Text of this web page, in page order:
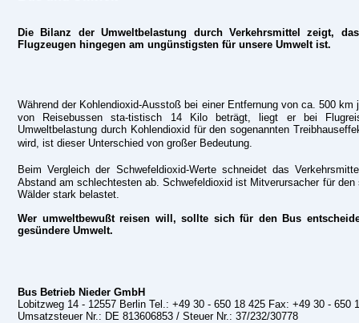
Die Bilanz der Umweltbelastung durch Verkehrsmittel zeigt,
Flugzeugen hingegen am ungünstigsten für unsere Umwelt ist.
Während der Kohlendioxid-Ausstoß bei einer Entfernung von ca. 500 km
von Reisebussen sta-tistisch 14 Kilo beträgt, liegt er bei
Umweltbelastung durch Kohlendioxid für den sogenannten
wird, ist dieser Unterschied von großer Bedeutung.
Beim Vergleich der Schwefeldioxid-Werte schneidet das
Abstand am schlechtesten ab. Schwefeldioxid ist Mitverursacher für den
Wälder stark belastet.
Wer umweltbewußt reisen will, sollte sich für den Bus
gesündere Umwelt.
Bus Betrieb Nieder GmbH
Lobitzweg 14 - 12557 Berlin Tel.: +49 30 - 650 18 425 Fax: +49 30 - 650
Umsatzsteuer Nr.: DE 813606853 / Steuer Nr.: 37/232/30778